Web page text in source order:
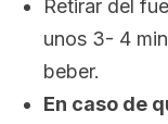
Retirar del
unos 3- 4
beber.
En caso de